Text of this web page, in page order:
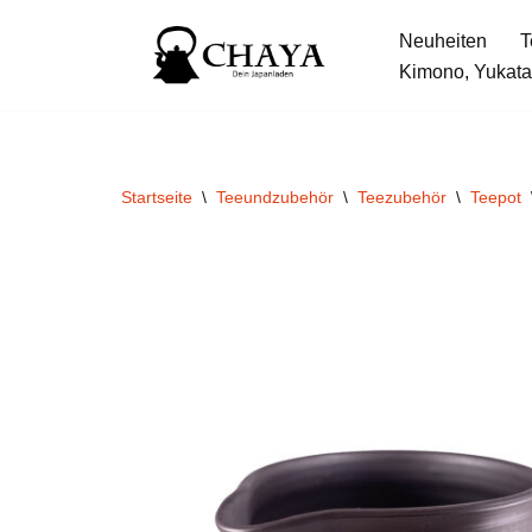
Neuheiten
Kimono,
Startseite \ Teeundzubehör \ Teezubehör \ Teepot